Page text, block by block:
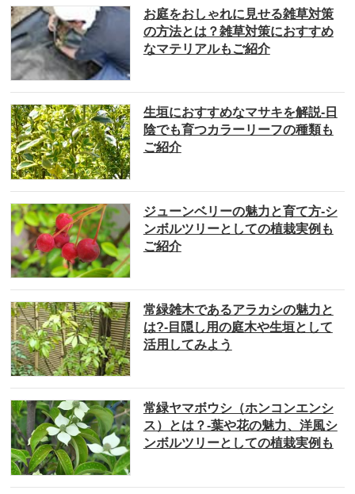
お庭をおしゃれに見せる雑草対策
の方法とは？雑草対策におすすめ
なマテリアルもご紹介
生垣におすすめなマサキを解説-日
陰でも育つカラーリーフの種類も
ご紹介
ジューンベリーの魅力と育て方-シ
ンボルツリーとしての植栽実例も
ご紹介
常緑雑木であるアラカシの魅力と
は?-目隠し用の庭木や生垣として
活用してみよう
常緑ヤマボウシ（ホンコンエンシ
ス）とは？-葉や花の魅力、洋風シ
ンボルツリーとしての植栽実例も